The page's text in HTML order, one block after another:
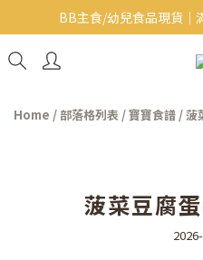
Baby J 意大利有機無
BB主食/幼兒食品現貨｜
Baby J 有機
Home / 部落格列表 /寶寶食譜 /菠
菠菜豆腐